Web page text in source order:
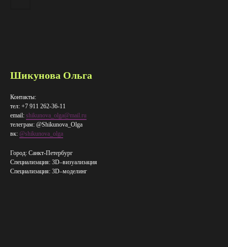
Шикунова Ольга
Контакты:
тел: +7 911 262-36-11
email: shikunova_olga@mail.ru
телеграм: @Shikunova_Olga
вк: @shikunova_olga
Город: Санкт-Петербург
Специализация: 3D–визуализация
Специализация: 3D–​моделинг